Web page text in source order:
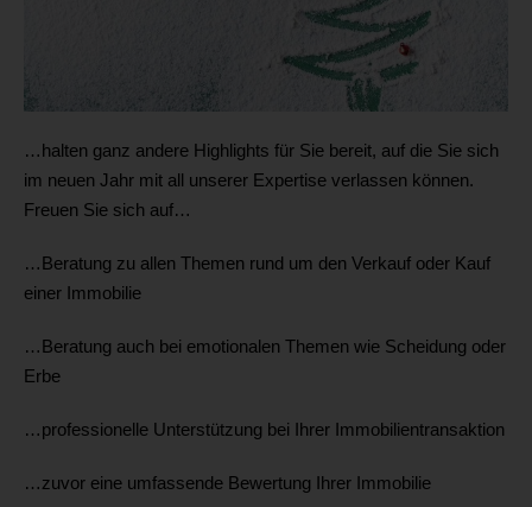
…halten ganz andere Highlights für Sie bereit, auf die Sie sich
im neuen Jahr mit all unserer Expertise verlassen können.
Freuen Sie sich auf…
…Beratung zu allen Themen rund um den Verkauf oder Kauf
einer Immobilie
…Beratung auch bei emotionalen Themen wie Scheidung oder
Erbe
…professionelle Unterstützung bei Ihrer Immobilientransaktion
…zuvor eine umfassende Bewertung Ihrer Immobilie